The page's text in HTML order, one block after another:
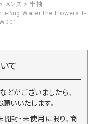
メンズ
半袖
Bug Water the Flowers T-
て
どがございましたら、
いいたします。
封・未使用に限り、商